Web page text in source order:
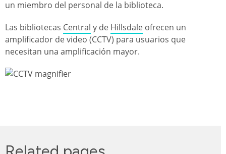
un miembro del personal de la biblioteca.
Las bibliotecas Central y de Hillsdale ofrecen un
amplificador de video (CCTV) para usuarios que
necesitan una amplificación mayor.
Imagen